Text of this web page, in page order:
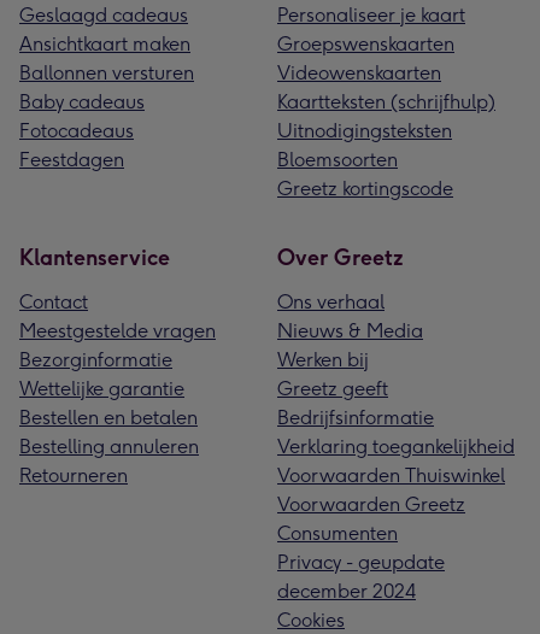
Geslaagd cadeaus
Ansichtkaart maken
Ballonnen versturen
Baby cadeaus
Fotocadeaus
Feestdagen
Personaliseer je kaart
Groepswenskaarten
Videowenskaarten
Kaartteksten (schrijfhulp)
Uitnodigingsteksten
Bloemsoorten
Greetz kortingscode
Klantenservice
Contact
Meestgestelde vragen
Bezorginformatie
Wettelijke garantie
Bestellen en betalen
Bestelling annuleren
Retourneren
Over Greetz
Ons verhaal
Nieuws & Media
Werken bij
Greetz geeft
Bedrijfsinformatie
Verklaring toegankelijkheid
Voorwaarden Thuiswinkel
Voorwaarden Greetz
Consumenten
Privacy - geupdate
december 2024
Cookies